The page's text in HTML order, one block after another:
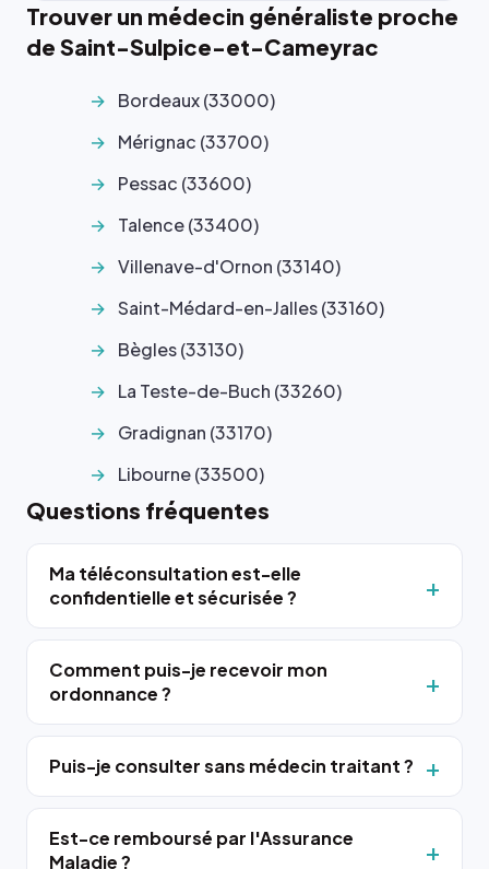
Trouver un médecin généraliste proche
de Saint-Sulpice-et-Cameyrac
Bordeaux (33000)
Mérignac (33700)
Pessac (33600)
Talence (33400)
Villenave-d'Ornon (33140)
Saint-Médard-en-Jalles (33160)
Bègles (33130)
La Teste-de-Buch (33260)
Gradignan (33170)
Libourne (33500)
Questions fréquentes
Ma téléconsultation est-elle
confidentielle et sécurisée ?
Comment puis-je recevoir mon
ordonnance ?
Puis-je consulter sans médecin traitant ?
Est-ce remboursé par l'Assurance
Maladie ?